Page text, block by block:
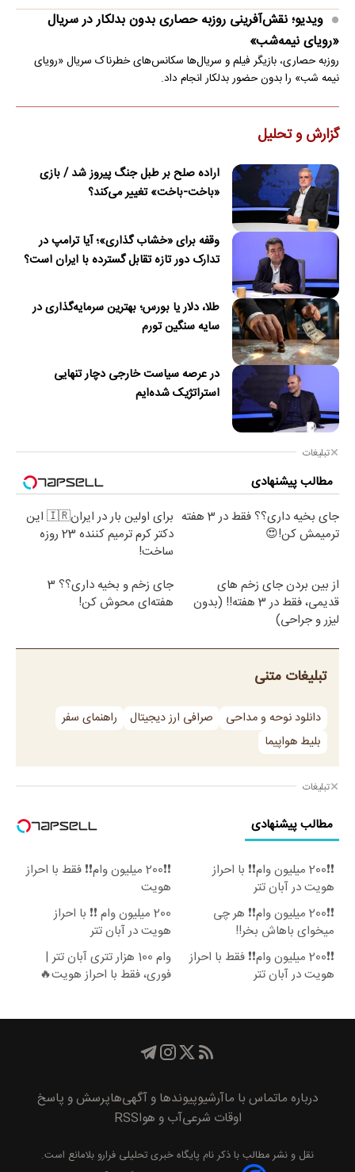
ویدیو؛ نقش‌آفرینی روزبه حصاری بدون بدلکار در سریال
«رویای نیمه‌شب»
روزبه حصاری، بازیگر فیلم و سریال‌ها سکانس‌های خطرناک سریال «رویای
نیمه شب» را بدون حضور بدلکار انجام داد.
گزارش و تحلیل
اراده صلح بر طبل جنگ پیروز شد / بازی
«باخت-باخت» تغییر می‌کند؟
وقفه برای «خشاب گذاری»؛ آیا ترامپ در
تدارک دور تازه تقابل گسترده با ایران است؟
طلا، دلار یا بورس؛ بهترین سرمایه‌گذاری در
سایه سنگین تورم
در عرصه سیاست خارجی دچار تنهایی
استراتژیک شده‌ایم
تبلیغات
مطالب پیشنهادی
جای بخیه داری؟؟ فقط در 3 هفته
ترمیمش کن!😍
برای اولین بار در ایران🇮🇷 این
دکتر کرم ترمیم کننده 23 روزه
ساخت!
از بین بردن جای زخم های
قدیمی، فقط در 3 هفته!! (بدون
لیزر و جراحی)
جای زخم و بخیه داری؟؟ 3
هفته‌ای محوش کن!
تبلیغات متنی
دانلود نوحه و مداحی صرافی ارز دیجیتال
راهنمای سفر
بلیط هواپیما
تبلیغات
مطالب پیشنهادی
❗❗200 میلیون وام❗❗ با احراز
هویت در آبان تتر
❗❗200 میلیون وام❗❗ فقط با احراز
هویت
❗❗200 میلیون وام❗❗ هر چی
میخوای باهاش بخر!!
200 میلیون وام ❗❗ با احراز
هویت در آبان تتر
❗❗200 میلیون وام❗❗ فقط با احراز
هویت در آبان تتر
وام 100 هزار تتری آبان تتر |
فوری، فقط با احراز هویت🔥
درباره ماتماس با ماآرشیوپیوند‌ها و آگهی‌هاپرسش و پاسخ
اوقات شرعیآب و هواRSS
نقل و نشر مطالب با ذکر نام پايگاه خبری تحليلی فرارو بلامانع است.